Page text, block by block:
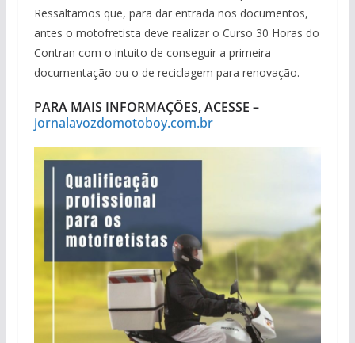
Ressaltamos que, para dar entrada nos documentos,
antes o motofretista deve realizar o Curso 30 Horas do
Contran com o intuito de conseguir a primeira
documentação ou o de reciclagem para renovação.
PARA MAIS INFORMAÇÕES, ACESSE –
jornalavozdomotoboy.com.br